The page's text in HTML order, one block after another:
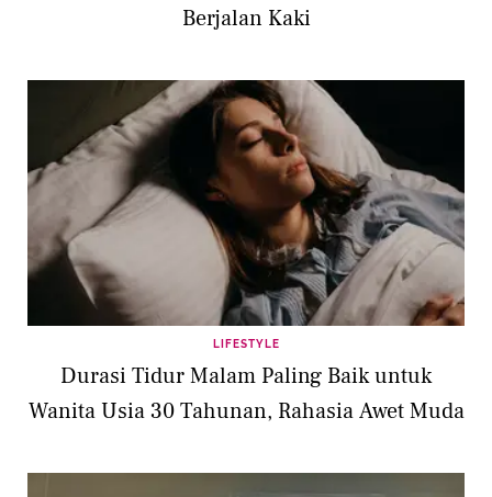
Berjalan Kaki
LIFESTYLE
Durasi Tidur Malam Paling Baik untuk
Wanita Usia 30 Tahunan, Rahasia Awet Muda